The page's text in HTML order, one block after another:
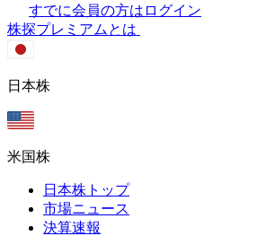
すでに会員の方はログイン
株探プレミアムとは
日本株
米国株
日本株トップ
市場ニュース
決算速報